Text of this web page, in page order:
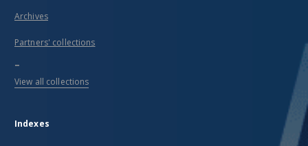
Archives
Partners' collections
...
View all collections
Indexes